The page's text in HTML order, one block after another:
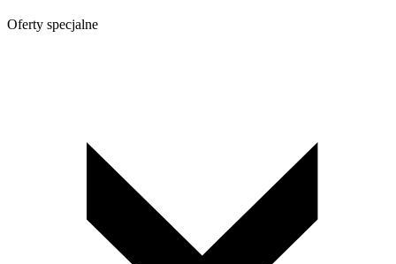
Oferty specjalne